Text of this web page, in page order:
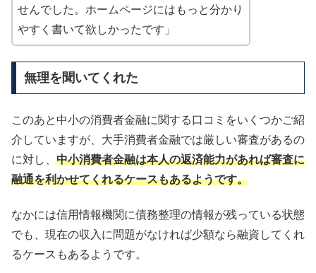
せんでした。ホームページにはもっと分かり
やすく書いて欲しかったです」
無理を聞いてくれた
このあと中小の消費者金融に関する口コミをいくつかご紹
介していますが、大手消費者金融では厳しい審査があるの
に対し、 中小消費者金融は本人の返済能力があれば審査に
融通を利かせてくれるケースもあるようです。
なかには信用情報機関に債務整理の情報が残っている状態
でも、現在の収入に問題がなければ少額なら融資してくれ
るケースもあるようです。